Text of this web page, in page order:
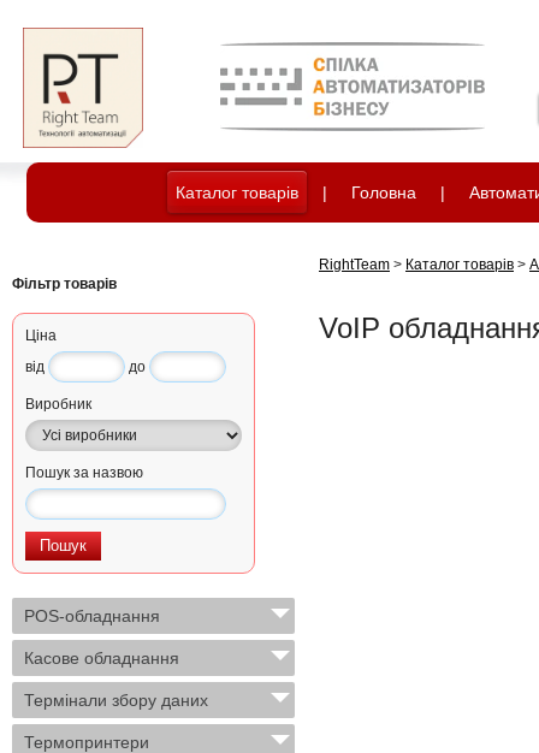
Каталог товарів | Головна |
Фільтр товарів
Ціна
від
до
Виробник
Пошук за назвою
POS-обладнання
Касове обладнання
Термінали збору даних
Термопринтери
RightTeam > Каталог товарів >
VoIP